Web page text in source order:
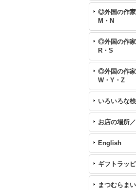
◎外国の作家
M・N
◎外国の作家
R・S
◎外国の作家
W・Y・Z
いろいろな
お店の場所
English
ギフトラッ
まつむらま